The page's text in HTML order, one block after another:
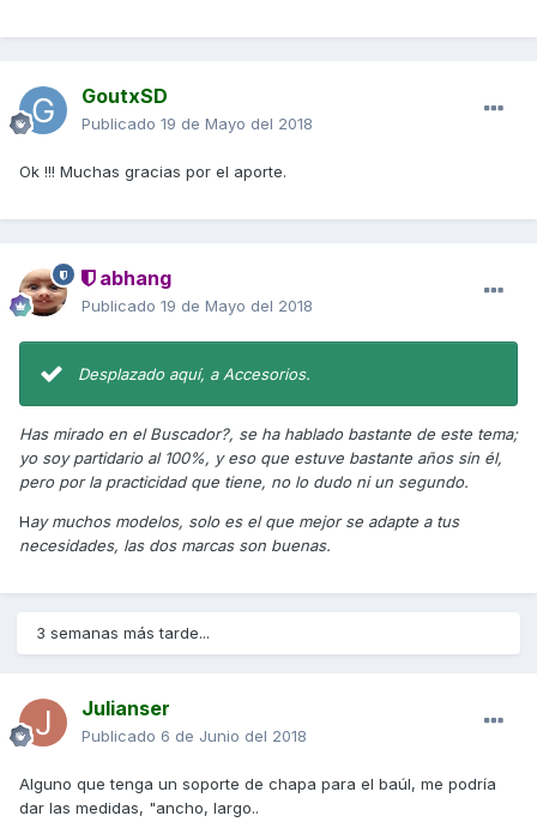
GoutxSD
Publicado 19 de Mayo del 2018
Ok !!! Muchas gracias por el aporte.
abhang
Publicado 19 de Mayo del 2018
Desplazado aquí, a Accesorios.
Has mirado en el Buscador?, se ha hablado bastante de este tema;
yo soy partidario al 100%, y eso que estuve bastante años sin él,
pero por la practicidad que tiene, no lo dudo ni un segundo.
Hay muchos modelos, solo es el que mejor se adapte a tus
necesidades, las dos marcas son buenas.
3 semanas más tarde...
Julianser
Publicado 6 de Junio del 2018
Alguno que tenga un soporte de chapa para el baúl, me podría
dar las medidas, "ancho, largo..